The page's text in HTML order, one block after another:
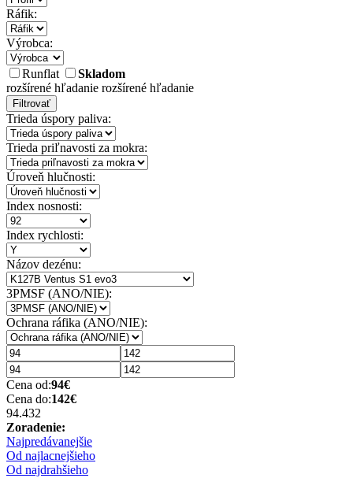
Ráfik:
Výrobca:
Runflat
Skladom
rozšírené hľadanie rozšírené hľadanie
Filtrovať
Trieda úspory paliva:
Trieda priľnavosti za mokra:
Úroveň hlučnosti:
Index nosnosti:
Index rychlosti:
Názov dezénu:
3PMSF (ANO/NIE):
Ochrana ráfika (ANO/NIE):
Cena od:94€
Cena do:142€
94.432
Zoradenie:
Najpredávanejšie
Od najlacnejšieho
Od najdrahšieho